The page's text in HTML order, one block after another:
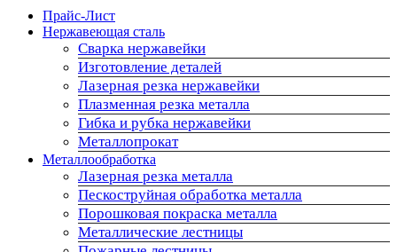
Прайс-Лист
Нержавеющая сталь
Сварка нержавейки
Изготовление деталей
Лазерная резка нержавейки
Плазменная резка металла
Гибка и рубка нержавейки
Металлопрокат
Металлообработка
Лазерная резка металла
Пескоструйная обработка металла
Порошковая покраска металла
Металлические лестницы